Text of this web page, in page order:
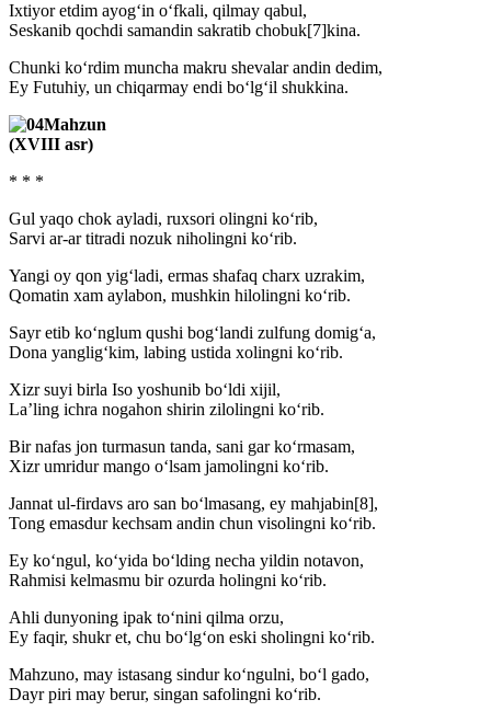
Ixtiyor etdim ayog‘in o‘fkali, qilmay qabul,
Seskanib qochdi samandin sakratib chobuk[7]kina.
Chunki ko‘rdim muncha makru shevalar andin dedim,
Ey Futuhiy, un chiqarmay endi bo‘lg‘il shukkina.
Mahzun
(XVIII asr)
* * *
Gul yaqo chok ayladi, ruxsori olingni ko‘rib,
Sarvi ar-ar titradi nozuk niholingni ko‘rib.
Yangi oy qon yig‘ladi, ermas shafaq charx uzrakim,
Qomatin xam aylabon, mushkin hilolingni ko‘rib.
Sayr etib ko‘nglum qushi bog‘landi zulfung domig‘a,
Dona yanglig‘kim, labing ustida xolingni ko‘rib.
Xizr suyi birla Iso yoshunib bo‘ldi xijil,
La’ling ichra nogahon shirin zilolingni ko‘rib.
Bir nafas jon turmasun tanda, sani gar ko‘rmasam,
Xizr umridur mango o‘lsam jamolingni ko‘rib.
Jannat ul-firdavs aro san bo‘lmasang, ey mahjabin[8],
Tong emasdur kechsam andin chun visolingni ko‘rib.
Ey ko‘ngul, ko‘yida bo‘lding necha yildin notavon,
Rahmisi kelmasmu bir ozurda holingni ko‘rib.
Ahli dunyoning ipak to‘nini qilma orzu,
Ey faqir, shukr et, chu bo‘lg‘on eski sholingni ko‘rib.
Mahzuno, may istasang sindur ko‘ngulni, bo‘l gado,
Dayr piri may berur, singan safolingni ko‘rib.